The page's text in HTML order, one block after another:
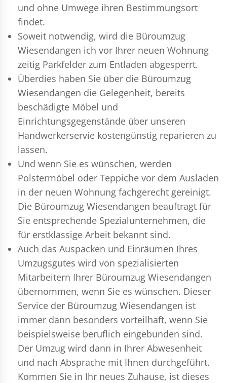
und ohne Umwege ihren Bestimmungsort
findet.
Soweit notwendig, wird die Büroumzug
Wiesendangen ich vor Ihrer neuen Wohnung
zeitig Parkfelder zum Entladen abgesperrt.
Überdies haben Sie über die Büroumzug
Wiesendangen die Gelegenheit, bereits
beschädigte Möbel und
Einrichtungsgegenstände über unseren
Handwerkerservie kostengünstig reparieren zu
lassen.
Und wenn Sie es wünschen, werden
Polstermöbel oder Teppiche vor dem Ausladen
in der neuen Wohnung fachgerecht gereinigt.
Die Büroumzug Wiesendangen beauftragt für
Sie entsprechende Spezialunternehmen, die
für erstklassige Arbeit bekannt sind.
Auch das Auspacken und Einräumen Ihres
Umzugsgutes wird von spezialisierten
Mitarbeitern Ihrer Büroumzug Wiesendangen
übernommen, wenn Sie es wünschen. Dieser
Service der Büroumzug Wiesendangen ist
immer dann besonders vorteilhaft, wenn Sie
beispielsweise beruflich eingebunden sind.
Der Umzug wird dann in Ihrer Abwesenheit
und nach Absprache mit Ihnen durchgeführt.
Kommen Sie in Ihr neues Zuhause, ist dieses